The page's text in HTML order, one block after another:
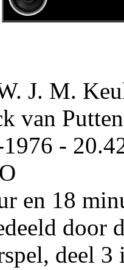
J. M.
van Putten
-
en 18
door
deel